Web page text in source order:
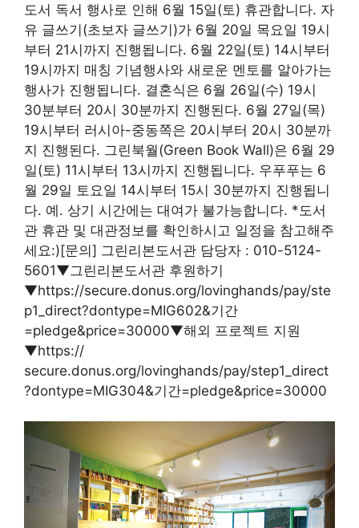
도서 독서 행사로 인해 6월 15일(토) 휴관합니다. 자
유 글쓰기(초보자 글쓰기)가 6월 20일 목요일 19시
부터 21시까지 진행됩니다. 6월 22일(토) 14시부터
19시까지 매칭 기념행사와 새로운 멘토를 알아가는
행사가 진행됩니다. 결혼식은 6월 26일(수) 19시
30분부터 20시 30분까지 진행된다. 6월 27일(목)
19시부터 러시아-중동쪽은 20시부터 20시 30분까
지 진행된다. 그린북월(Green Book Wall)은 6월 29
일(토) 11시부터 13시까지 진행됩니다. 우푸푸는 6
월 29일 토요일 14시부터 15시 30분까지 진행됩니
다. 예. 상기 시간에는 대여가 불가능합니다. *도서
관 휴관 및 대관정보를 확인하시고 일정을 참고해주
세요:)[문의] 그린리본도서관 담당자 : 010-5124-
5601▼그린리본도서관 후원하기
▼https://secure.donus.org/lovinghands/pay/ste
p1_direct?dontype=MIG602&기간
=pledge&price=30000▼해외 프로젝트 지원
▼https://
secure.donus.org/lovinghands/pay/step1_direct
?dontype=MIG304&기간=pledge&price=30000